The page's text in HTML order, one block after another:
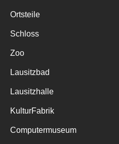
Ortsteile
Schloss
Zoo
Lausitzbad
Lausitzhalle
KulturFabrik
Computermuseum